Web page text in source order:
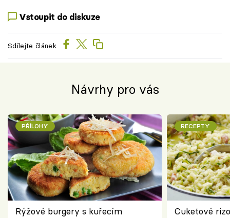
Vstoupit do diskuze
Sdílejte článek
Návrhy pro vás
PŘÍLOHY
Rýžové burgery s kuřecím
RECEPTY
Cuketové